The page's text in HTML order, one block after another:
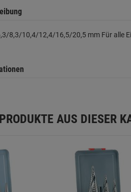
8,3/10,4/12,4/16,5/20,5 mm Für alle
AUS DIESER